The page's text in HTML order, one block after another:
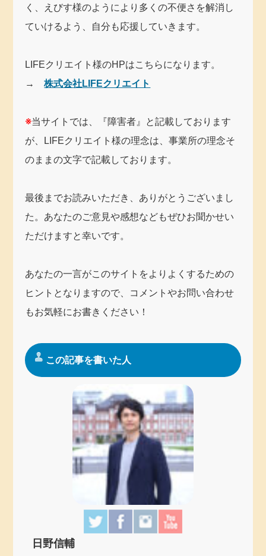
く、えびす様のようにより多くの不便さを解消し
ていけるよう、自分も応援していきます。
LIFEクリエイト様のHPはこちらになります。
→株式会社LIFEクリエイト
※当サイトでは、『障害者』と記載しております
が、LIFEクリエイト様の理念は、事業所の理念そ
のままの文字で記載しております。
最後までお読みいただき、ありがとうございまし
た。あなたのご意見や感想などもぜひお聞かせい
ただけますと幸いです。
あなたの一言がこのサイトをよりよくするための
ヒントとなりますので、コメントやお問い合わせ
もお気軽にお書きください！
この記事を書いた人
日野信輔